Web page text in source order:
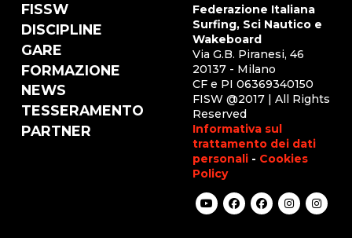
FISSW
DISCIPLINE
GARE
FORMAZIONE
NEWS
TESSERAMENTO
PARTNER
Federazione Italiana
Surfing, Sci Nautico e
Wakeboard
Via G.B. Piranesi, 46
20137 - Milano
CF e PI 06369340150
FISW @2017 | All Rights
Reserved
Informativa sul
trattamento dei dati
personali - Cookies
Policy